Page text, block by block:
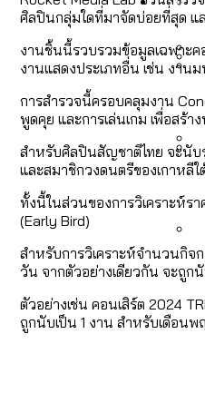
ศิลปินกลุ่มใดที่มาจัดบ่อยที่สุด แ
งานชิ้นนี้รวบรวมข้อมูลเฉพาะค
งานแสดงประเภทอื่น เช่น งาน
การสำรวจนี้ครอบคลุมงาน
พูดคุย และการเล่นเกม เพื่อสร้
สำหรับศิลปินสัญชาติไทย จะนับ
และสมาชิกวงดนตรีของเกาหลีใ
ทั้งนี้ในส่วนของการวิเคราะห์ร
(Early Bird)
สำหรับการวิเคราะห์จำนวนกิจ
วัน จากตัวอย่างเดียวกัน จะถูก
ตัวอย่างเช่น คอนเสิร์ต 2024
ถูกนับเป็น 1 งาน สำหรับเดือนพ